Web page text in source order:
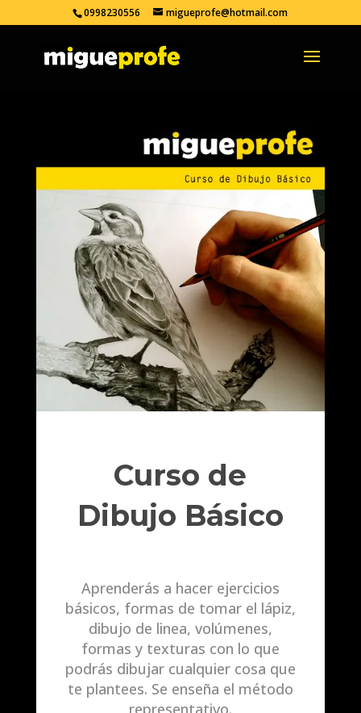
0998230556 migueprofe@hotmail.com
Curso de
Dibujo Básico
Aprenderás a hacer ejercicios
básicos, formas de tomar el lápiz,
dibujo de linea, volúmenes,
formas y texturas con lo que
podrás dibujar cualquier cosa que
te plantees. Se enseña el método
representativo.